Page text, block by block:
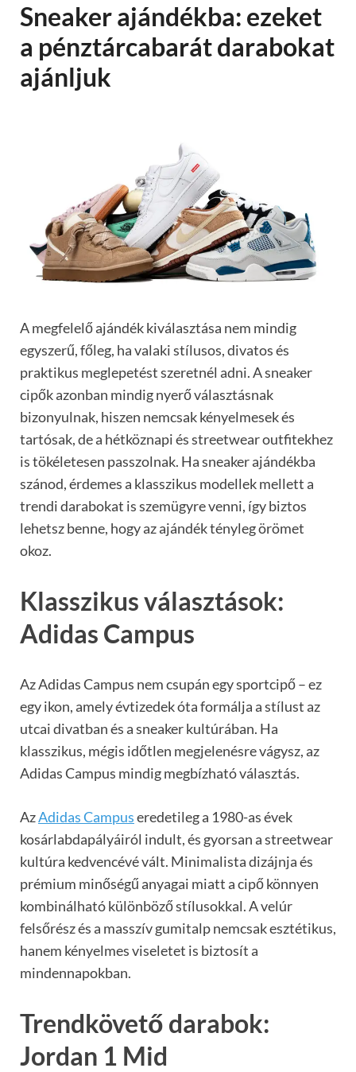
Sneaker ajándékba: ezeket
a pénztárcabarát darabokat
ajánljuk
A megfelelő ajándék kiválasztása nem mindig
egyszerű, főleg, ha valaki stílusos, divatos és
praktikus meglepetést szeretnél adni. A sneaker
cipők azonban mindig nyerő választásnak
bizonyulnak, hiszen nemcsak kényelmesek és
tartósak, de a hétköznapi és streetwear outfitekhez
is tökéletesen passzolnak. Ha sneaker ajándékba
szánod, érdemes a klasszikus modellek mellett a
trendi darabokat is szemügyre venni, így biztos
lehetsz benne, hogy az ajándék tényleg örömet
okoz.
Klasszikus választások:
Adidas Campus
Az Adidas Campus nem csupán egy sportcipő – ez
egy ikon, amely évtizedek óta formálja a stílust az
utcai divatban és a sneaker kultúrában. Ha
klasszikus, mégis időtlen megjelenésre vágysz, az
Adidas Campus mindig megbízható választás.
AzAdidas Campuseredetileg a 1980-as évek
kosárlabdapályáiról indult, és gyorsan a streetwear
kultúra kedvencévé vált. Minimalista dizájnja és
prémium minőségű anyagai miatt a cipő könnyen
kombinálható különböző stílusokkal. A velúr
felsőrész és a masszív gumitalp nemcsak esztétikus,
hanem kényelmes viseletet is biztosít a
mindennapokban.
Trendkövető darabok:
Jordan 1 Mid